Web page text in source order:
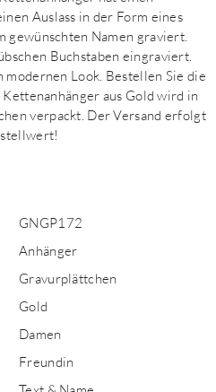
Auslass in der Form eines
Namen graviert.
Buchstaben eingraviert.
Look. Bestellen Sie die
aus Gold wird in
verpackt. Der Versand erfolgt
GNGP172
Anhänger
Gravurplättchen
Gold
Damen
Freundin